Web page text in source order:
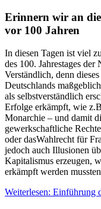
Erinnern wir an
vor 100 Jahren
In diesen Tagen ist viel
des 100. Jahrestages
Verständlich, denn
Deutschlands
als selbstverständlich
Erfolge erkämpft, wie
Monarchie – und damit
gewerkschaftliche
oder dasWahlrecht für
jedoch auch Illusionen
Kapitalismus erzeugen,
erkämpft werden
Weiterlesen: Einführung